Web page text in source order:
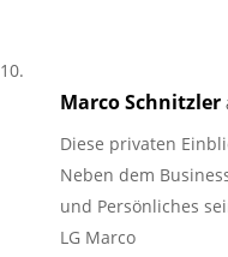
Marco Schnitzler
Diese privaten
Neben dem
und Persönliches
LG Marco